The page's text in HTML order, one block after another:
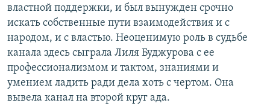
властной поддержки, и был вынужден срочно
искать собственные пути взаимодействия и с
народом, и с властью. Неоценимую роль в судьбе
канала здесь сыграла Лиля Буджурова с ее
профессионализмом и тактом, знаниями и
умением ладить ради дела хоть с чертом. Она
вывела канал на второй круг ада.